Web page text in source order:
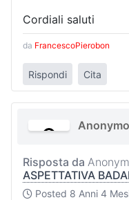
Cordiali saluti
da FrancescoPierobon
Rispondi Cita
Risposta da
ASPETTATIVA
Posted 8 Anni 4